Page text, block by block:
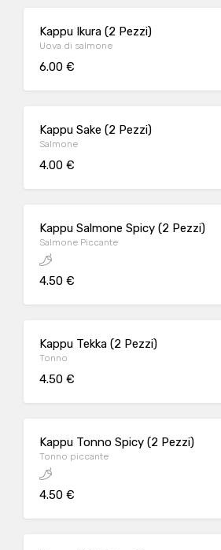
Kappu Ikura (2 Pezzi)
Uova di salmone
6.00 €
Kappu Sake (2 Pezzi)
Salmone
4.00 €
Kappu Salmone Spicy (2 Pezzi)
Salmone Piccante
4.50 €
Kappu Tekka (2 Pezzi)
Tonno
4.50 €
Kappu Tonno Spicy (2 Pezzi)
Tonno piccante
4.50 €